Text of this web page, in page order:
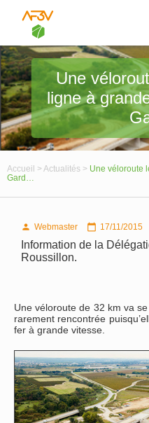
Une
ligne à
Accueil > Actualités > Une véloroute
Gard…
 Webmaster  17/11/2015
Information de la
Roussillon.
Une véloroute de 32 km va
rarement rencontrée
fer à grande vitesse.